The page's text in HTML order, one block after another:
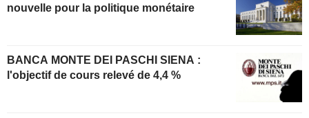
nouvelle pour la politique monétaire
BANCA MONTE DEI PASCHI SIENA :
l'objectif de cours relevé de 4,4 %